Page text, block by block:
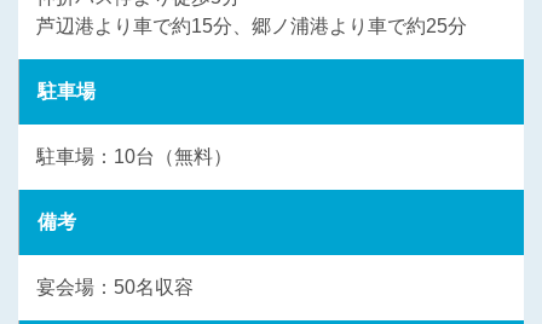
芦辺港より車で約15分、郷ノ浦港より車で約25分
駐車場
駐車場：10台（無料）
備考
宴会場：50名収容